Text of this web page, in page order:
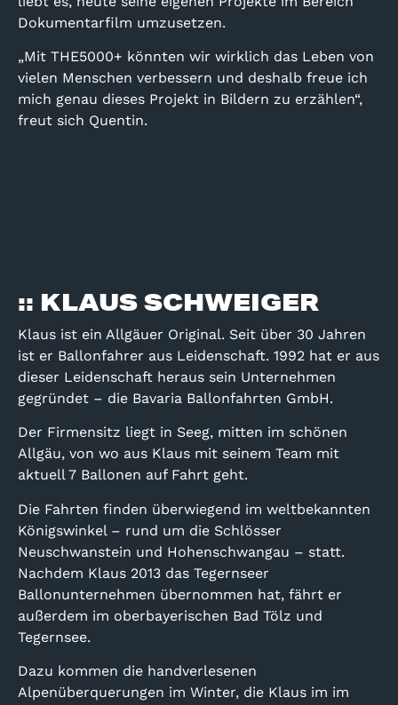
Dokumentarfilm umzusetzen.
„Mit THE5000+ könnten wir wirklich das Leben von
vielen Menschen verbessern und deshalb freue ich
mich genau dieses Projekt in Bildern zu erzählen“,
freut sich Quentin.
:: KLAUS SCHWEIGER
Klaus ist ein Allgäuer Original. Seit über 30 Jahren
ist er Ballonfahrer aus Leidenschaft. 1992 hat er aus
dieser Leidenschaft heraus sein Unternehmen
gegründet – die Bavaria Ballonfahrten GmbH.
Der Firmensitz liegt in Seeg, mitten im schönen
Allgäu, von wo aus Klaus mit seinem Team mit
aktuell 7 Ballonen auf Fahrt geht.
Die Fahrten finden überwiegend im weltbekannten
Königswinkel – rund um die Schlösser
Neuschwanstein und Hohenschwangau – statt.
Nachdem Klaus 2013 das Tegernseer
Ballonunternehmen übernommen hat, fährt er
außerdem im oberbayerischen Bad Tölz und
Tegernsee.
Dazu kommen die handverlesenen
Alpenüberquerungen im Winter, die Klaus im im